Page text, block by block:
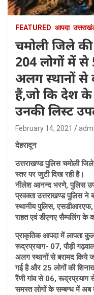
FEATURED आपदा
चमोली जिले
204 लोगों में
अलग स्थानों से
हैं,जो कि देश
उनकी लिस्ट
February 14, 2021
देहरादून
उत्तराखण्ड पुलिस चमोली
स्तर पर जुटी दिख रही है।
नीलेश आनन्द भरणे, पुलिस उप
प्रवक्ता उत्तराखण्ड पुलिस ने
स्थानीय पुलिस,
राहत एवं डीएनए सैम्पलिंग के
प्राकृतिक आपदा में लापता
रूद्रप्रयाग- 07, पौड़ी
अलग स्थानों से बरामद किये
गई है और 25 लोगों की
रैंणी गांव से 06,
समस्त लोगों के सम्बन्ध में